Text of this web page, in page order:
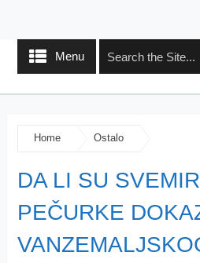
Menu
Home Ostalo
DA LI SU
PEČURKE